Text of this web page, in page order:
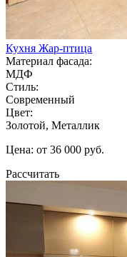
Кухня Жар-птица
Материал фасада:
МДФ
Стиль:
Современный
Цвет:
Золотой, Металлик
Цена: от 36 000 руб.
Рассчитать